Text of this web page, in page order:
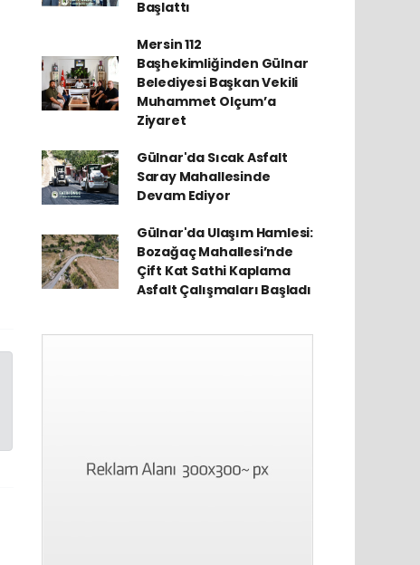
Başlattı
Mersin 112
Başhekimliğinden Gülnar
Belediyesi Başkan Vekili
Muhammet Olçum’a
Ziyaret
Gülnar'da Sıcak Asfalt
Saray Mahallesinde
Devam Ediyor
Gülnar'da Ulaşım Hamlesi:
Bozağaç Mahallesi’nde
Çift Kat Sathi Kaplama
Asfalt Çalışmaları Başladı